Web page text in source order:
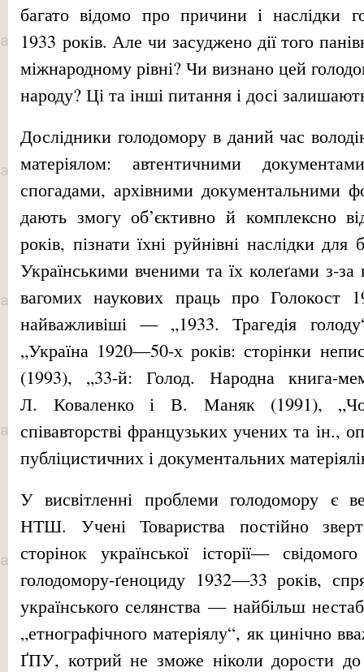
багато відомо про причини і наслідки
1933 років. Але чи засуджено дії того
міжнародному рівні? Чи визнано цей
народу? Ці та інші питання і досі
Дослідники голодомору в даний час
матеріялом: автентичними
спогадами, архівними документальними
дають змогу об’єктивно й комплексно
років, пізнати їхні руйнівні наслідки для
Українськими вченими та їх колеґами з-за
вагомих наукових праць про Голокост
найважливіші — „1933. Трагедія
„Україна 1920—50-х років: сторінки
(1993), „33-й: Голод. Народна книга-
Л. Коваленко і В. Маняк (1991),
співавторстві французьких учених та ін.,
публіцистичних і документальних
У висвітленні проблеми голодомору є
НТШ. Учені Товариства постійно
сторінок української історії—
голодомору-ґеноциду 1932—33 років,
українського селянства — найбільш
„етнографічного матеріялу“, як цинічно
ҐПУ, котрий не зможе ніколи дорости до